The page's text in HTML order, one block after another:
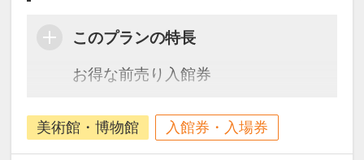
このプランの特長
お得な前売り入館券
美術館・博物館 入館券・入場券